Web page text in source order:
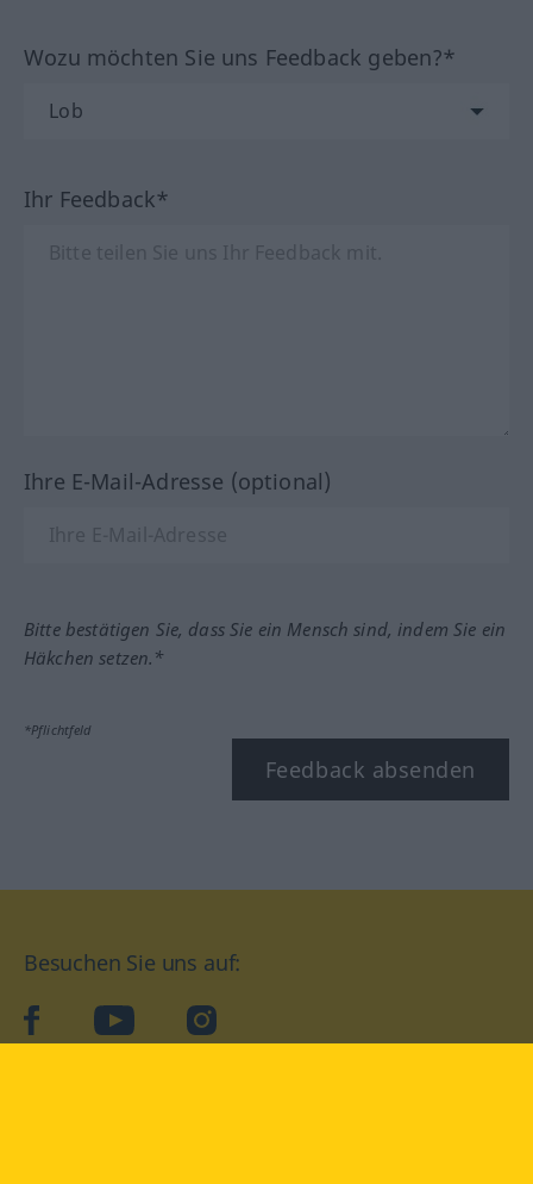
Wozu möchten Sie uns Feedback geben?*
Ihr Feedback*
Ihre E-Mail-Adresse (optional)
Bitte bestätigen Sie, dass Sie ein Mensch sind, indem Sie ein
Häkchen setzen.*
*Pflichtfeld
Feedback absenden
Besuchen Sie uns auf:
facebookYouTube Instagram